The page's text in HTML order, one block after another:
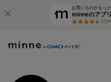
お買いものがもっ
minneのアプリ
3万